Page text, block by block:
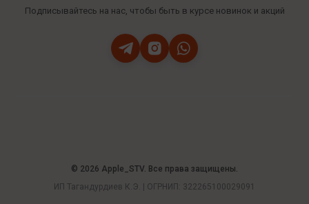
Подписывайтесь на нас, чтобы быть в курсе новинок и акций
© 2026 Apple_STV. Все права защищены.
ИП Тагандурдиев К.Э. | ОГРНИП: 322265100029091